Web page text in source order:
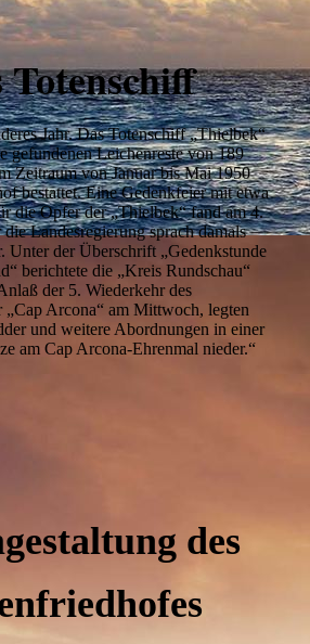
Totenschiff
Jahr. Das Totenschiff „Thielbek“
gefundenen Leichenreste von 189
Zeitraum von Januar bis Mai 1950
bestattet. Eine Gedenkfeier mit etwa
die Opfer der „Thielbek“ fand am 4.
Landesregierung sprach damals
Unter der Überschrift „Gedenkstunde
berichtete die „Kreis Rundschau“
der 5. Wiederkehr des
„Cap Arcona“ am Mittwoch, legten
und weitere Abordnungen in einer
am Cap Arcona-Ehrenmal nieder.“
des